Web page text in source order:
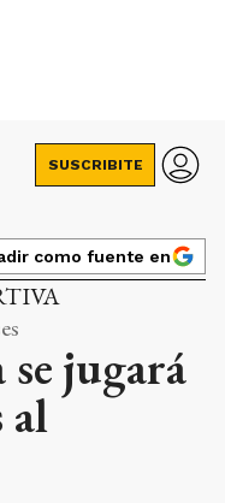
SUSCRIBITE
como fuente en
jugará
al